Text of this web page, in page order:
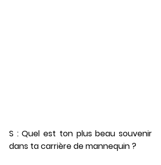
S : Quel est ton plus beau souvenir
dans ta carrière de mannequin ?